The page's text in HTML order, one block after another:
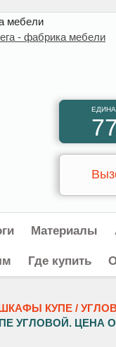
Материалы
Где купить
КУПЕ /
УГЛОВОЙ. ЦЕНА